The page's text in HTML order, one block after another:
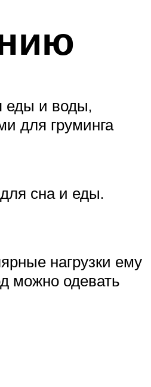
еды и воды,
для груминга
сна и еды.
нагрузки ему
можно одевать